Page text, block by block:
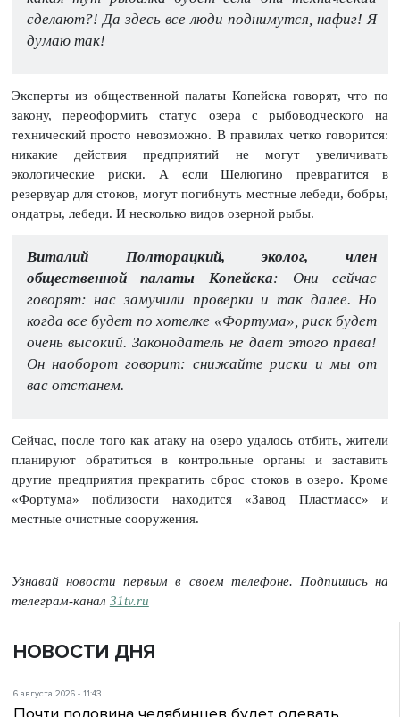
сделают?! Да здесь все люди поднимутся, нафиг! Я
думаю так!
Эксперты из общественной палаты Копейска говорят, что по
закону, переоформить статус озера с рыбоводческого на
технический просто невозможно. В правилах четко говорится:
никакие действия предприятий не могут увеличивать
экологические риски. А если Шелюгино превратится в
резервуар для стоков, могут погибнуть местные лебеди, бобры,
ондатры, лебеди. И несколько видов озерной рыбы.
Виталий Полторацкий, эколог, член
общественной палаты Копейска: Они сейчас
говорят: нас замучили проверки и так далее. Но
когда все будет по хотелке «Фортума», риск будет
очень высокий. Законодатель не дает этого права!
Он наоборот говорит: снижайте риски и мы от
вас отстанем.
Сейчас, после того как атаку на озеро удалось отбить, жители
планируют обратиться в контрольные органы и заставить
другие предприятия прекратить сброс стоков в озеро. Кроме
«Фортума» поблизости находится «Завод Пластмасс» и
местные очистные сооружения.
Узнавай новости первым в своем телефоне. Подпишись на
телеграм-канал 31tv.ru
НОВОСТИ ДНЯ
6 августа 2026 - 11:43